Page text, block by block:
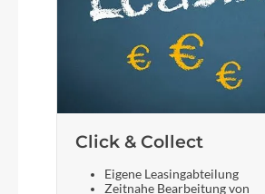
Click & Collect
Eigene Leasingabteilung
Zeitnahe Bearbeitung von